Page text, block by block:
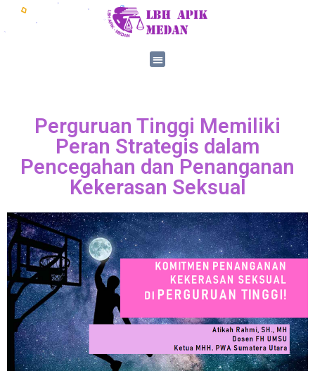
Perguruan Tinggi Memiliki
Peran Strategis dalam
Pencegahan dan Penanganan
Kekerasan Seksual